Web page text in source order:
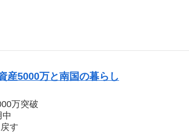
産5000万と南国の暮らし
万突破
中
す